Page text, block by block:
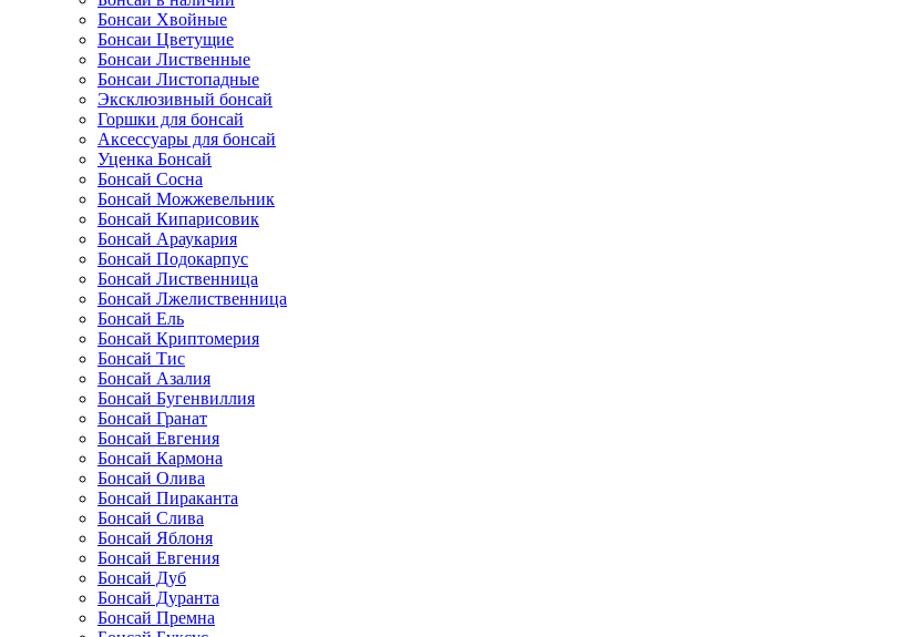
Бонсаи Хвойные
Бонсаи Цветущие
Бонсаи Лиственные
Бонсаи Листопадные
Эксклюзивный бонсай
Горшки для бонсай
Аксессуары для бонсай
Уценка Бонсай
Бонсай Сосна
Бонсай Можжевельник
Бонсай Кипарисовик
Бонсай Араукария
Бонсай Подокарпус
Бонсай Лиственница
Бонсай Лжелиственница
Бонсай Ель
Бонсай Криптомерия
Бонсай Тис
Бонсай Азалия
Бонсай Бугенвиллия
Бонсай Гранат
Бонсай Евгения
Бонсай Кармона
Бонсай Олива
Бонсай Пираканта
Бонсай Слива
Бонсай Яблоня
Бонсай Евгения
Бонсай Дуб
Бонсай Дуранта
Бонсай Премна